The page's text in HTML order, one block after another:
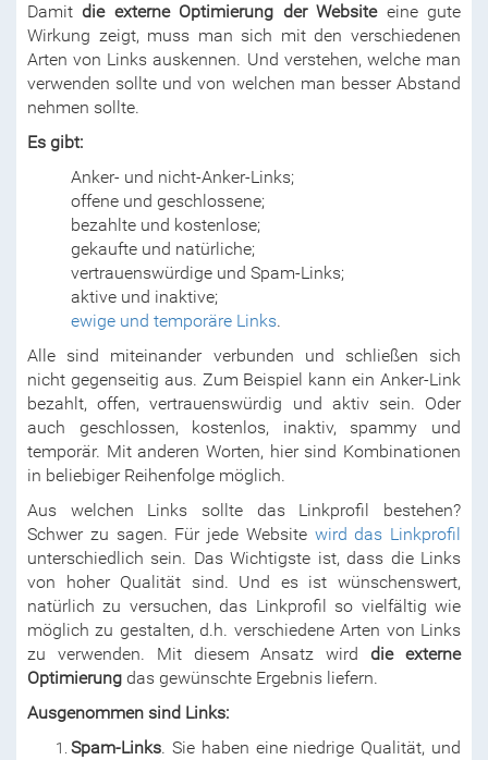
Damitdie externe Optimierung der Websiteeine gute
Wirkung zeigt, muss man sich mit den verschiedenen
Arten von Links auskennen. Und verstehen, welche man
verwenden sollte und von welchen man besser Abstand
nehmen sollte.
Es gibt:
Anker- und nicht-Anker-Links;
offene und geschlossene;
bezahlte und kostenlose;
gekaufte und natürliche;
vertrauenswürdige und Spam-Links;
aktive und inaktive;
ewige und temporäre Links.
Alle sind miteinander verbunden und schließen sich
nicht gegenseitig aus. Zum Beispiel kann ein Anker-Link
bezahlt, offen, vertrauenswürdig und aktiv sein. Oder
auch geschlossen, kostenlos, inaktiv, spammy und
temporär. Mit anderen Worten, hier sind Kombinationen
in beliebiger Reihenfolge möglich.
Aus welchen Links sollte das Linkprofil bestehen?
Schwer zu sagen. Für jede Website wird das Linkprofil
unterschiedlich sein. Das Wichtigste ist, dass die Links
von hoher Qualität sind. Und es ist wünschenswert,
natürlich zu versuchen, das Linkprofil so vielfältig wie
möglich zu gestalten, d.h. verschiedene Arten von Links
zu verwenden. Mit diesem Ansatz wirddie externe
Optimierung das gewünschte Ergebnis liefern.
Ausgenommen sind Links:
Spam-Links. Sie haben eine niedrige Qualität, und